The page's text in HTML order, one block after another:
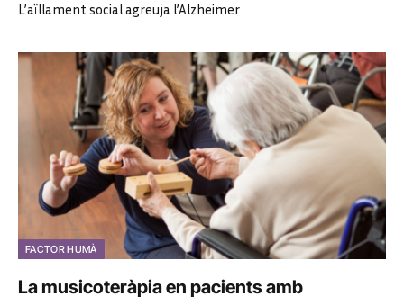
L’aïllament social agreuja l’Alzheimer
FACTOR HUMÀ
La musicoteràpia en pacients amb